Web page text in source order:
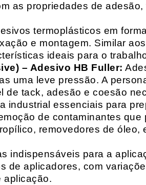
as propriedades de
termoplásticos em
e montagem. Similar
ideais para o
– Adesivo HB Fuller:
uma leve pressão. A
tack, adesão e coesão
industrial essenciais para
de contaminantes
removedores de
indispensáveis para a
de aplicadores, com
aplicação.